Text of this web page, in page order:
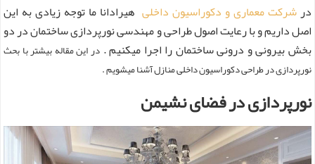
درشرکت معماری و دکوراسیون داخلی هیرادانا ما توجه زیادی به این
اصل داریم و با رعایت اصول طراحی و مهندسی نورپردازی ساختمان در دو
بخش بیرونی و درونی ساختمان را اجرا میکنیم . در این مقاله بیشتر با بحث
نورپردازی در طراحی دکوراسیون داخلی منازل آشنا میشویم .
نورپردازی در فضای نشیمن